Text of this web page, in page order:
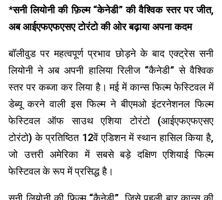
*सनी लियोनी की फ़िल्म “केनेडी” की वैश्विक स्तर पर जीत,
अब आईएफएफएसए टोरंटो की ओर बढ़ाया अपना कदम
बॉलीवुड पर महत्वपूर्ण प्रभाव छोड़ने के बाद एक्ट्रेस सनी
लियोनी ने अब अपनी हालिया रिलीज “कैनेडी” से वैश्विक
स्तर पर कब्जा कर लिया है। मई में कान्स फिल्म फेस्टिवल में
डेब्यू करने वाली इस फिल्म ने बीएमओ इंटरनेशनल फिल्म
फेस्टिवल ऑफ साउथ एशिया टोरंटो (आईएफएफएसए
टोरंटो) के प्रतिष्ठित 12वें एडिशन में स्थान हासिल किया है,
जो उत्तरी अमेरिका में सबसे बड़े दक्षिण एशियाई फिल्म
फेस्टिवल के रूप में प्रसिद्ध है।